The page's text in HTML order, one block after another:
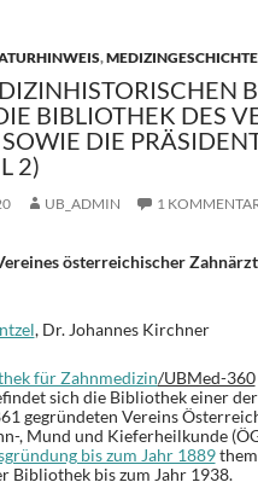
,MEDIZINGESCHICHTE
BIBLIOTHEK DES
DIE
2)
UB_ADMIN 1
österreichischer
, Dr. Johannes Kirchner
für Zahnmedizin/UBMed-360
sich die Bibliothek einer
gegründeten Vereins
, Mund und Kieferheilkunde
bis zum Jahr 1889
Bibliothek bis zum Jahr 1938.